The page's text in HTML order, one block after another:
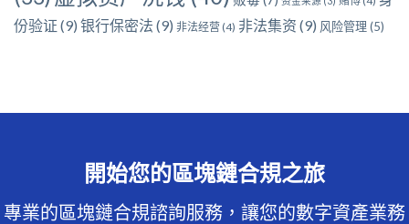
份验证 (9) 银行保密法 (9) 非法经营 (4) 非法集资 (9) 风险管理(5)
開始您的區塊鏈合規之旅
專業的區塊鏈合規諮詢服務，讓您的數字資產業務